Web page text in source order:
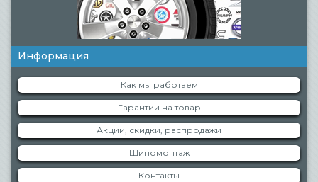
Информация
Как мы работаем
Гарантии на товар
Акции, скидки, распродажи
Шиномонтаж
Контакты